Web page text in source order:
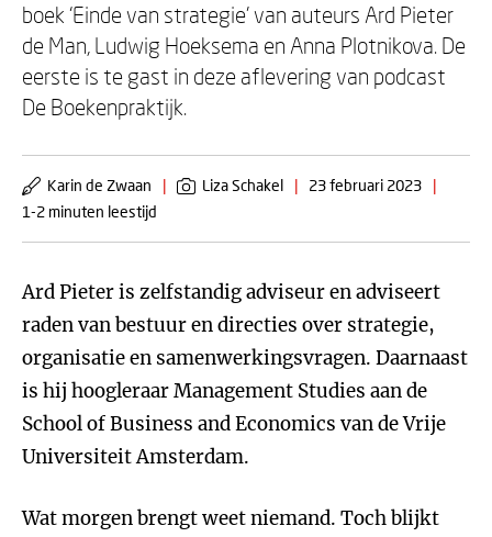
boek ‘Einde van strategie’ van auteurs Ard Pieter
de Man, Ludwig Hoeksema en Anna Plotnikova. De
eerste is te gast in deze aflevering van podcast
De Boekenpraktijk.
Karin de Zwaan | Liza Schakel | 23 februari 2023
|
1-2 minuten leestijd
Ard Pieter is zelfstandig adviseur en adviseert
raden van bestuur en directies over strategie,
organisatie en samenwerkingsvragen. Daarnaast
is hij hoogleraar Management Studies aan de
School of Business and Economics van de Vrije
Universiteit Amsterdam.
Wat morgen brengt weet niemand. Toch blijkt